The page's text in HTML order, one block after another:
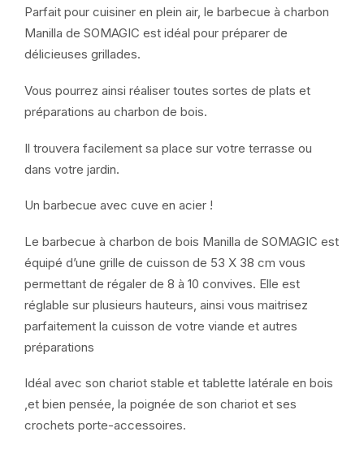
Parfait pour cuisiner en plein air, le barbecue à charbon
Manilla de SOMAGIC est idéal pour préparer de
délicieuses grillades.
Vous pourrez ainsi réaliser toutes sortes de plats et
préparations au charbon de bois.
Il trouvera facilement sa place sur votre terrasse ou
dans votre jardin.
Un barbecue avec cuve en acier !
Le barbecue à charbon de bois Manilla de SOMAGIC est
équipé d’une grille de cuisson de 53 X 38 cm vous
permettant de régaler de 8 à 10 convives. Elle est
réglable sur plusieurs hauteurs, ainsi vous maitrisez
parfaitement la cuisson de votre viande et autres
préparations
Idéal avec son chariot stable et tablette latérale en bois
,et bien pensée, la poignée de son chariot et ses
crochets porte-accessoires.